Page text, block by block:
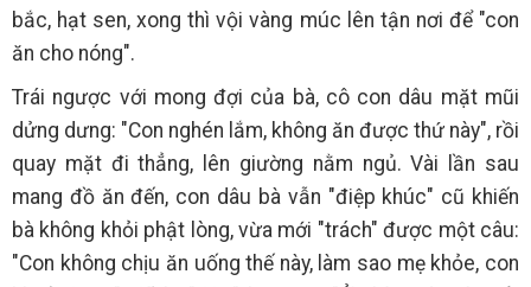
bắc, hạt sen, xong thì vội vàng múc lên tận nơi để "con
ăn cho nóng".
Trái ngược với mong đợi của bà, cô con dâu mặt mũi
dửng dưng: "Con nghén lắm, không ăn được thứ này", rồi
quay mặt đi thẳng, lên giường nằm ngủ. Vài lần sau
mang đồ ăn đến, con dâu bà vẫn "điệp khúc" cũ khiến
bà không khỏi phật lòng, vừa mới "trách" được một câu:
"Con không chịu ăn uống thế này, làm sao mẹ khỏe, con